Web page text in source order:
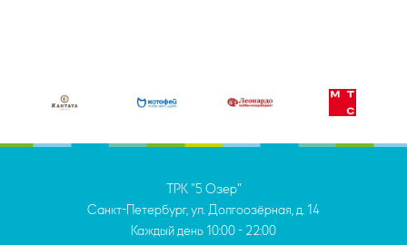
Каждый день 10:00 - 22:00
ТРК "5 Озер"
Санкт-Петербург, ул. Долгоозёрная, д. 14